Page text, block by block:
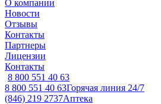
О компании
Новости
Отзывы
Контакты
Партнеры
Лицензии
Контакты
8 800 551 40 63
8 800 551 40 63Горячая линия 24/7
(846) 219 2737Аптека